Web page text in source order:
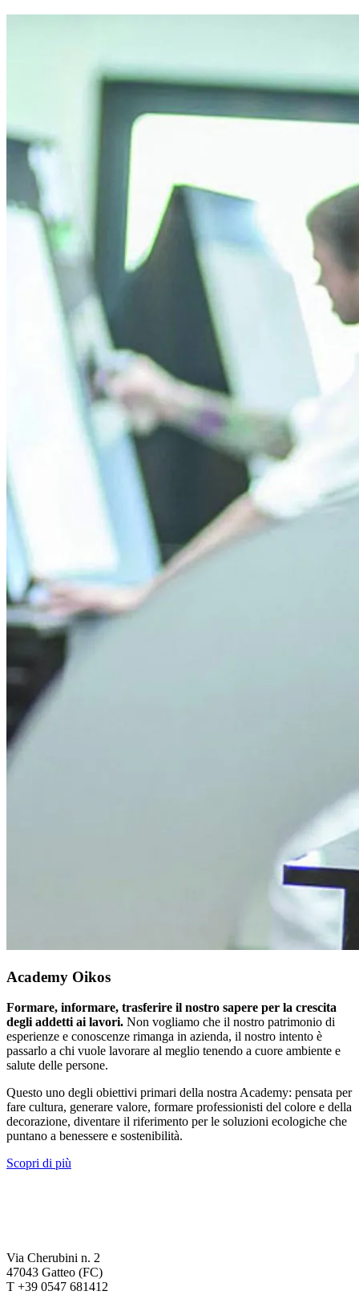
Academy Oikos
Formare, informare, trasferire il nostro sapere per la crescita
degli addetti ai lavori. Non vogliamo che il nostro patrimonio di
esperienze e conoscenze rimanga in azienda, il nostro intento è
passarlo a chi vuole lavorare al meglio tenendo a cuore ambiente e
salute delle persone.
Questo uno degli obiettivi primari della nostra Academy: pensata per
fare cultura, generare valore, formare professionisti del colore e della
decorazione, diventare il riferimento per le soluzioni ecologiche che
puntano a benessere e sostenibilità.
Scopri di più
Via Cherubini n. 2
47043 Gatteo (FC)
T +39 0547 681412